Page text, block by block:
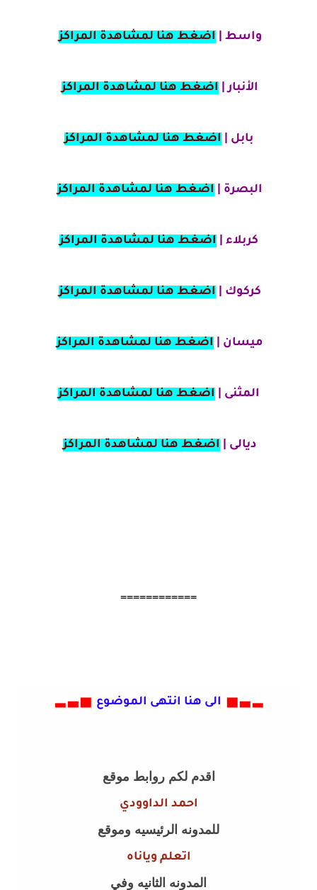
واسط | اضغط هنا لمشاهدة المراكز
الأنبار | اضغط هنا لمشاهدة المراكز
بابل | اضغط هنا لمشاهدة المراكز
البصرة | اضغط هنا لمشاهدة المراكز
كربلاء | اضغط هنا لمشاهدة المراكز
كركوك | اضغط هنا لمشاهدة المراكز
ميسان | اضغط هنا لمشاهدة المراكز
المثنى | اضغط هنا لمشاهدة المراكز
ديالى | اضغط هنا لمشاهدة المراكز
============
▂ ▃ ▅ الى هنا انتهى الموضوع ▅ ▃ ▂
اقدم لكم روابط موقع
احمد الداوودي
للمدونه الرئيسيه وموقع
اتعلم وياناه
المدونه الثانيه وفي